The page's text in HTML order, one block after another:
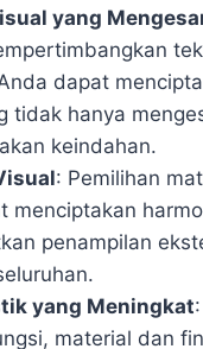
yang
dapat
tidak hanya
keindahan.
: Pemilihan
menciptakan
penampilan
yang Meningkat
material dan